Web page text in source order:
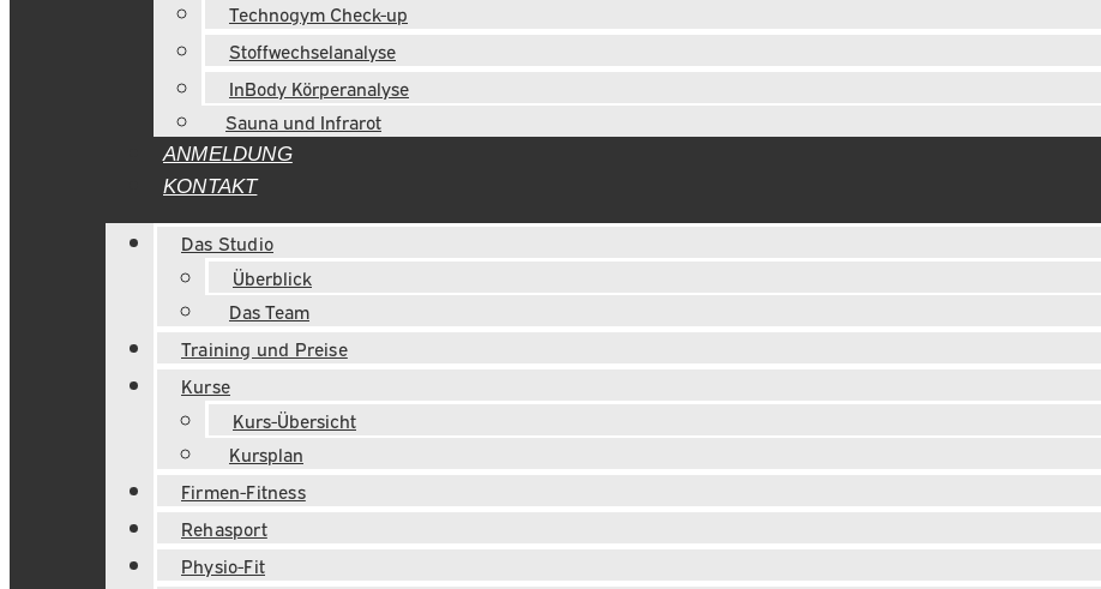
Technogym Check-up
Stoffwechselanalyse
InBody Körperanalyse
Sauna und Infrarot
ANMELDUNG
KONTAKT
Das Studio
Überblick
Das Team
Training und Preise
Kurse
Kurs-Übersicht
Kursplan
Firmen-Fitness
Rehasport
Physio-Fit